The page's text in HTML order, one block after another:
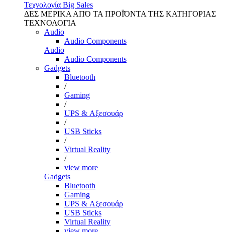
Τεχνολογία Big Sales
ΔΕΣ ΜΕΡΙΚΑ ΑΠΌ ΤΑ ΠΡΟΪΌΝΤΑ ΤΗΣ ΚΑΤΗΓΟΡΙΑΣ
ΤΕΧΝΟΛΟΓΙΑ
Audio
Audio Components
Audio
Audio Components
Gadgets
Bluetooth
/
Gaming
/
UPS & Αξεσουάρ
/
USB Sticks
/
Virtual Reality
/
view more
Gadgets
Bluetooth
Gaming
UPS & Αξεσουάρ
USB Sticks
Virtual Reality